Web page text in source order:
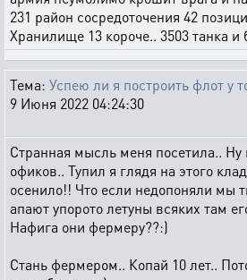
231 район сосредоточения 42
Хранилище 13 короче.. 3503 танка
Тема: Успею ли я построить флот у
9 Июня 2022 04:24:30
Странная мысль меня посетила..
офиков.. Тупил я глядя на этого
осенило!! Что если недопоняли мы
апают упорото летуны всяких там
Нафига они фермеру??:)
Стань фермером.. Копай 10 лет..